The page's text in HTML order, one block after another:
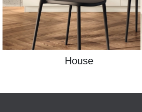
House